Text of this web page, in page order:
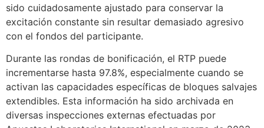
sido cuidadosamente ajustado para conservar la
excitación constante sin resultar demasiado agresivo
con el fondos del participante.
Durante las rondas de bonificación, el RTP puede
incrementarse hasta 97.8%, especialmente cuando se
activan las capacidades específicas de bloques salvajes
extendibles. Esta información ha sido archivada en
diversas inspecciones externas efectuadas por